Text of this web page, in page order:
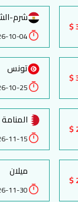
شرم-
10-04
تونس
10-25
المنامة
11-15
ميلان
11-30